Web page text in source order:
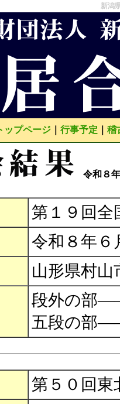
新潟
ップページ 行事予定 稽
令和８
第１９回全
令和８年６
山形県村山
段外の部
五段の部
第５０回東